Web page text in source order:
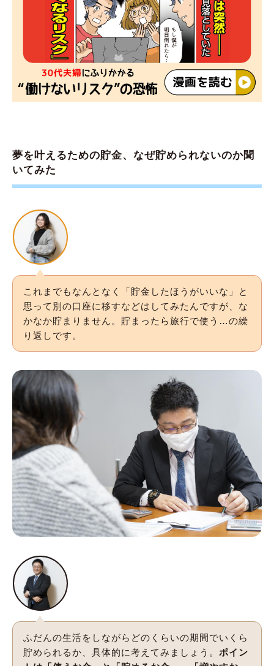
夢を叶えるための貯金、なぜ貯められないのか聞
いてみた
これまでもなんとなく「貯金したほうがいいな」と
思って別の口座に移すなどはしてみたんですが、な
かなか貯まりません。貯まったら旅行で使う…の繰
り返しです。
ふだんの生活をしながらどのくらいの期間でいくら
貯められるか、具体的に考えてみましょう。 ポイン